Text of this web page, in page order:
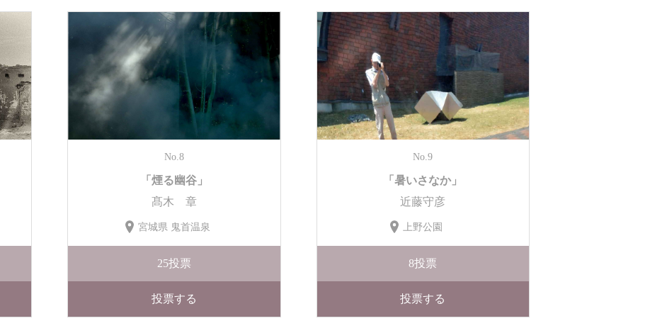
No.8
「煙る幽谷」
髙木 章
宮城県 鬼首温泉
25投票
投票する
No.9
「暑いさなか」
近藤守彦
上野公園
8投票
投票する